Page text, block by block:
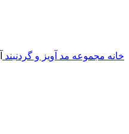
خانه مجموعه مد آویز و گردنبند